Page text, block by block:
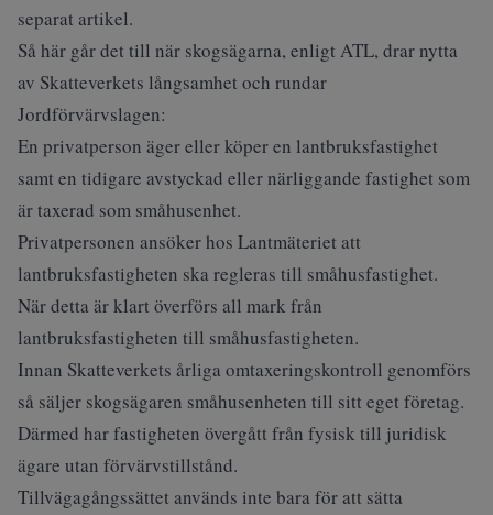
separat artikel.
Så här går det till när skogsägarna, enligt ATL, drar nytta
av Skatteverkets långsamhet och rundar
Jordförvärvslagen:
En privatperson äger eller köper en lantbruksfastighet
samt en tidigare avstyckad eller närliggande fastighet som
är taxerad som småhusenhet.
Privatpersonen ansöker hos Lantmäteriet att
lantbruksfastigheten ska regleras till småhusfastighet.
När detta är klart överförs all mark från
lantbruksfastigheten till småhusfastigheten.
Innan Skatteverkets årliga omtaxeringskontroll genomförs
så säljer skogsägaren småhusenheten till sitt eget företag.
Därmed har fastigheten övergått från fysisk till juridisk
ägare utan förvärvstillstånd.
Tillvägagångssättet används inte bara för att sätta